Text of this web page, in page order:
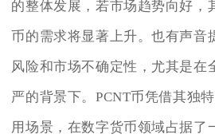
的整体发展，若市场趋势向好，
币的需求将显著上升。也有声音
风险和市场不确定性，尤其是在
严的背景下。PCNT币凭借其独
用场景，在数字货币领域占据了